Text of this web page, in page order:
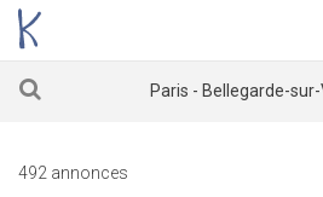
Paris - Bellegarde-
492 annonces